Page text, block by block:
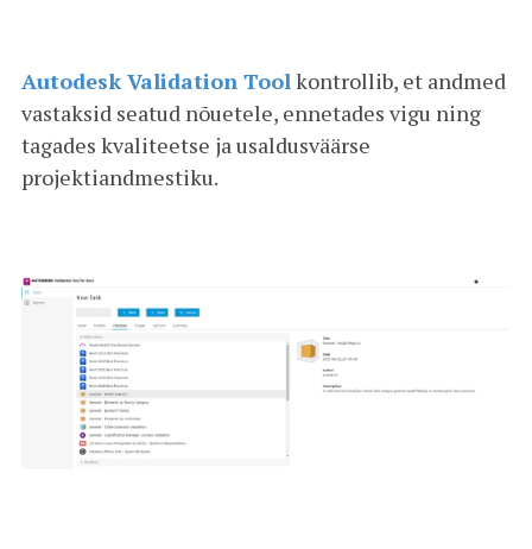
Autodesk Validation Tool kontrollib, et andmed
vastaksid seatud nõuetele, ennetades vigu ning
tagades kvaliteetse ja usaldusväärse
projektiandmestiku.